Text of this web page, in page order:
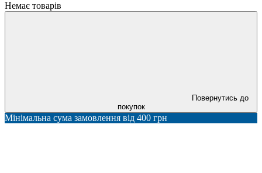
Немає товарів
Повернутись до
покупок
Мінімальна сума замовлення від 400 грн